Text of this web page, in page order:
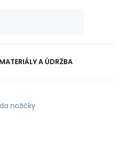
MATERIÁLY A ÚDRŽBA
nožičky